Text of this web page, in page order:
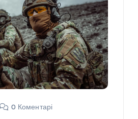
0 Коментарі